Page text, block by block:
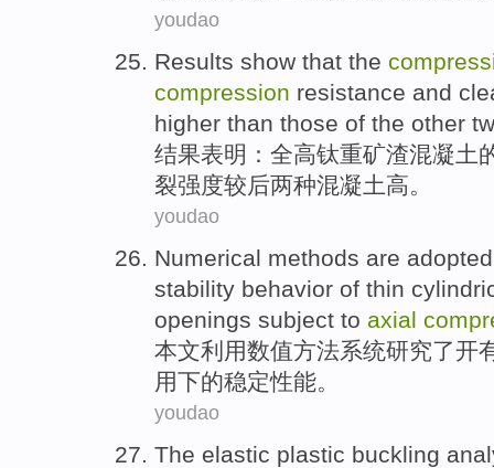
youdao
Results show that the
compression resistance and
higher than those of the other
结果表明 ：全高钛重矿渣混凝土
裂强度较后两种混凝土高。
youdao
Numerical methods are
stability behavior of thin
openings subject to axial
本文利用数值方法系统研究了开
用下的稳定性能。
youdao
The elastic plastic buckling